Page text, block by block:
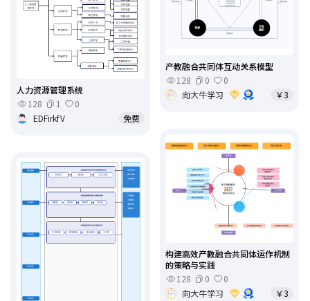
人力资源管理系统
128
1
0
EDFirkfV
免费
产教融合共同体互动关系模型
128
0
0
向大牛学习
￥3
构建高效产教融合共同体运作机制
的策略与实践
128
0
0
向大牛学习
￥3